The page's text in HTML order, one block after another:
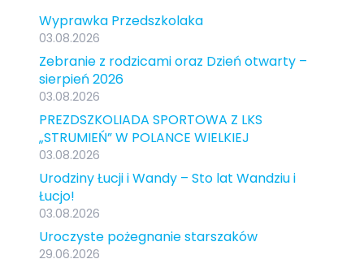
Wyprawka Przedszkolaka
03.08.2026
Zebranie z rodzicami oraz Dzień otwarty –
sierpień 2026
03.08.2026
PREZDSZKOLIADA SPORTOWA Z LKS
„STRUMIEŃ” W POLANCE WIELKIEJ
03.08.2026
Urodziny Łucji i Wandy – Sto lat Wandziu i
Łucjo!
03.08.2026
Uroczyste pożegnanie starszaków
29.06.2026